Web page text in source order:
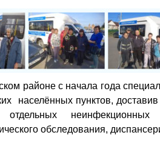
районе с начала года
населённых пунктов,
отдельных
обследования,